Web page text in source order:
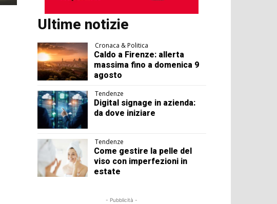
Ultime notizie
Cronaca & Politica
Caldo a Firenze: allerta
massima fino a domenica 9
agosto
Tendenze
Digital signage in azienda:
da dove iniziare
Tendenze
Come gestire la pelle del
viso con imperfezioni in
estate
- Pubblicità -